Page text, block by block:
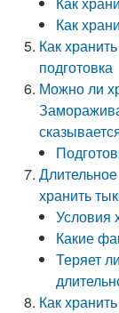
Как
Как
подготовка
Можно ли
хранить
Условия
Какие
Теряет
Как